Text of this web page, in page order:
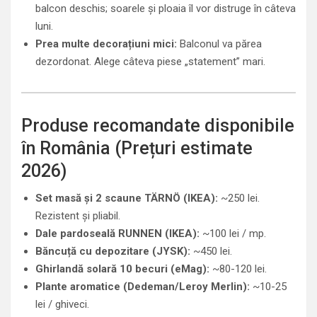
balcon deschis; soarele și ploaia îl vor distruge în câteva
luni.
Prea multe decorațiuni mici: Balconul va părea
dezordonat. Alege câteva piese „statement” mari.
Produse recomandate disponibile
în România (Prețuri estimate
2026)
Set masă și 2 scaune TÄRNÖ (IKEA): ~250 lei.
Rezistent și pliabil.
Dale pardoseală RUNNEN (IKEA): ~100 lei / mp.
Băncuță cu depozitare (JYSK): ~450 lei.
Ghirlandă solară 10 becuri (eMag): ~80-120 lei.
Plante aromatice (Dedeman/Leroy Merlin): ~10-25
lei / ghiveci.